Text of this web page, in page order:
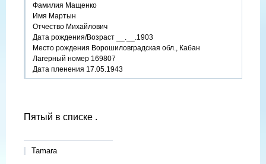
Фамилия Мащенко
Имя Мартын
Отчество Михайлович
Дата рождения/Возраст __.__.1903
Место рождения Ворошиловградская обл., Кабан
Лагерный номер 169807
Дата пленения 17.05.1943
Пятый в списке .
Tamara